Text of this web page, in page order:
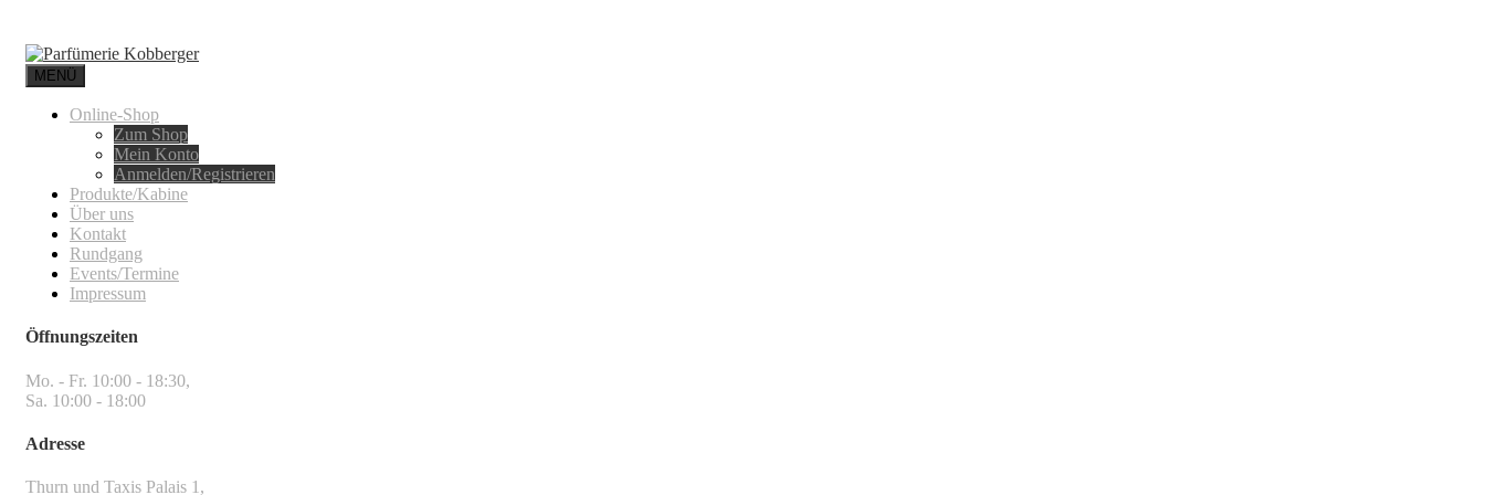
MENÜ
Online-Shop
Zum Shop
Mein Konto
Anmelden/Registrieren
Produkte/Kabine
Über uns
Kontakt
Rundgang
Events/Termine
Impressum
Öffnungszeiten
Mo. - Fr. 10:00 - 18:30,
Sa. 10:00 - 18:00
Adresse
Thurn und Taxis Palais 1,